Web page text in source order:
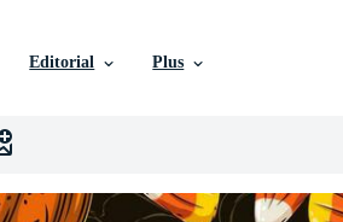
Editorial Plus